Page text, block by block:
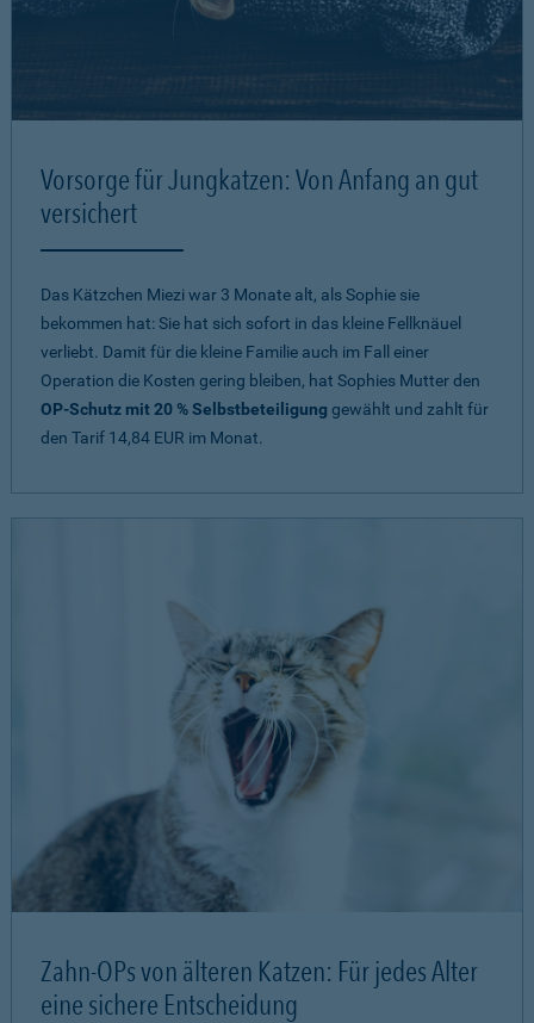
Vorsorge für Jungkatzen: Von Anfang an gut
versichert
Das Kätzchen Miezi war 3 Monate alt, als Sophie sie
bekommen hat: Sie hat sich sofort in das kleine Fellknäuel
verliebt. Damit für die kleine Familie auch im Fall einer
Operation die Kosten gering bleiben, hat Sophies Mutter den
OP-Schutz mit 20 % Selbstbeteiligung gewählt und zahlt für
den Tarif 14,84 EUR im Monat.
Zahn-OPs von älteren Katzen: Für jedes Alter
eine sichere Entscheidung